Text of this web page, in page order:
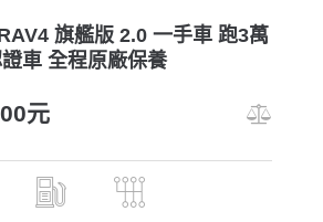
旗艦版 2.0 一手車 跑3萬
車 全程原廠保養
元